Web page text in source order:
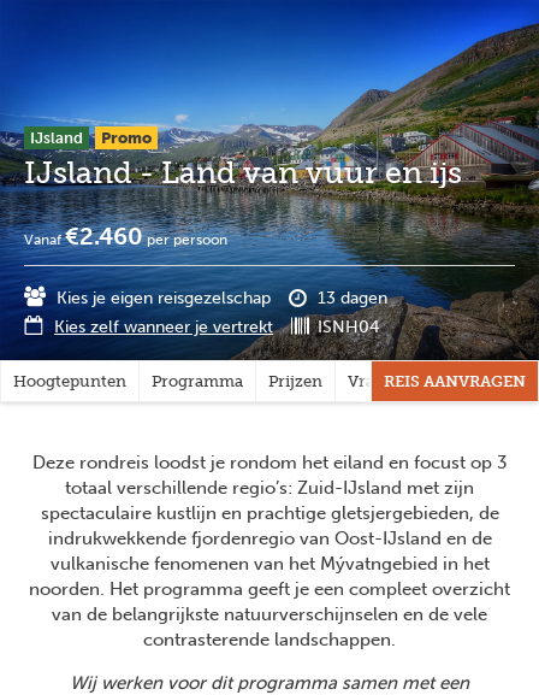
inhoud
gaanIJsland Promo
IJsland - Land van vuur en ijs
Vanaf€2.460per persoon
Kies je eigen reisgezelschap
13 dagen
Kies zelf wanneer je vertrekt
ISNH04
Hoogtepunten Programma Prijzen Vragen?REIS AANVRAGEN
Deze rondreis loodst je rondom het eiland en focust op 3
totaal verschillende regio’s: Zuid-IJsland met zijn
spectaculaire kustlijn en prachtige gletsjergebieden, de
indrukwekkende fjordenregio van Oost-IJsland en de
vulkanische fenomenen van het Mývatngebied in het
noorden. Het programma geeft je een compleet overzicht
van de belangrijkste natuurverschijnselen en de vele
contrasterende landschappen.
Wij werken voor dit programma samen met een
Full
screen
Close